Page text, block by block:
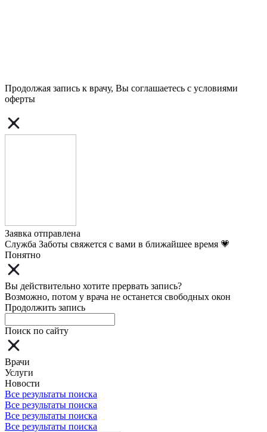
Продолжая запись к врачу, Вы соглашаетесь с условиями
оферты
Заявка отправлена
Служба Заботы свяжется с вами в ближайшее время 💗
Понятно
Вы действительно хотите прервать запись?
Возможно, потом у врача не останется свободных окон
Продолжить запись
Поиск по сайту
Врачи
Услуги
Новости
Все результаты поиска
Все результаты поиска
Все результаты поиска
Все результаты поиска